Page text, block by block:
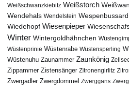
Weißschwanzkiebitz Weißstorch
Wendehals Wendelstein Wespenbussard
Wiedehopf Wiesenpieper
Winter Wintergoldhähnchen
Wüstenprinie Wüstenrabe Wüstensperling
Wüstenuhu Zaunammer Zaunkönig
Zippammer Zistensänger Zitronengirlitz
Zwergadler Zwergdommel Zwerggans